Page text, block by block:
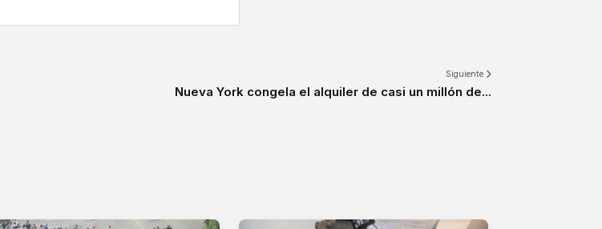
Siguiente
Nueva York congela el alquiler de casi un millón de...